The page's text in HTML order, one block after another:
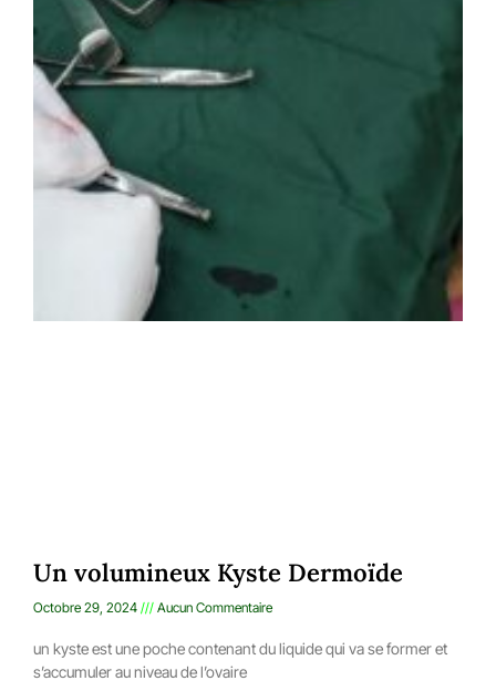
Un volumineux Kyste Dermoïde
Octobre 29, 2024 Aucun Commentaire
un kyste est une poche contenant du liquide qui va se former et
s’accumuler au niveau de l’ovaire